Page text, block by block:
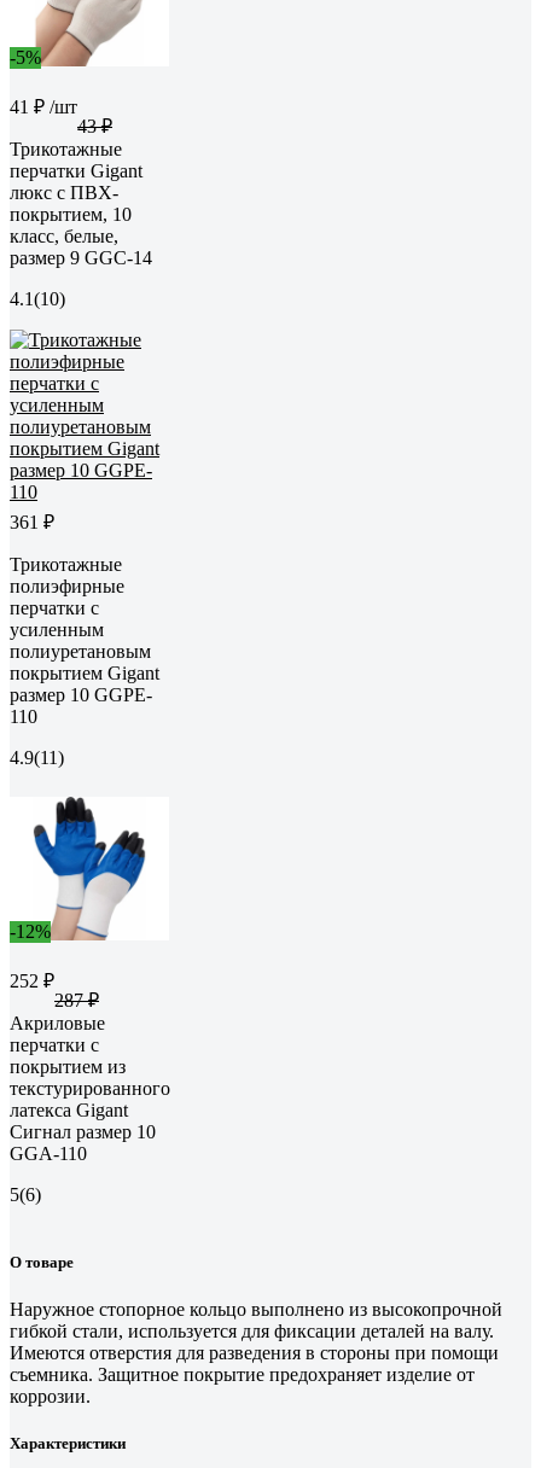
-5%
41 ₽ /шт
43 ₽
Трикотажные
перчатки Gigant
люкс с ПВХ-
покрытием, 10
класс, белые,
размер 9 GGC-14
4.1(10)
361 ₽
Трикотажные
полиэфирные
перчатки с
усиленным
полиуретановым
покрытием Gigant
размер 10 GGPE-
110
4.9(11)
-12%
252 ₽
287 ₽
Акриловые
перчатки с
покрытием из
текстурированного
латекса Gigant
Сигнал размер 10
GGA-110
5(6)
О товаре
Наружное стопорное кольцо выполнено из высокопрочной
гибкой стали, используется для фиксации деталей на валу.
Имеются отверстия для разведения в стороны при помощи
съемника. Защитное покрытие предохраняет изделие от
коррозии.
Характеристики